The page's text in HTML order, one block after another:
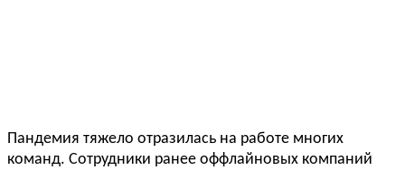
Пандемия тяжело отразилась на работе многих
команд. Сотрудники ранее оффлайновых компаний